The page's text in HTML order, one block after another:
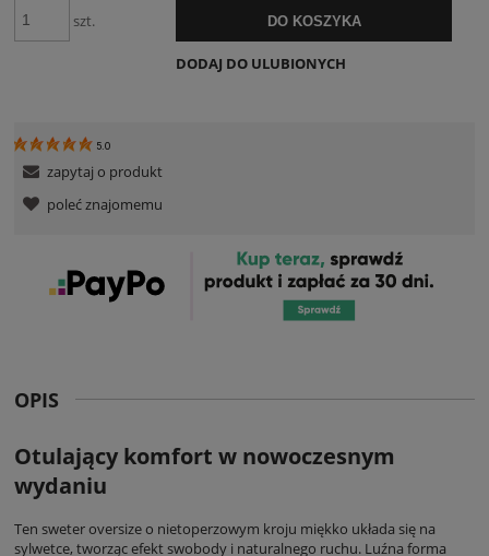
szt. DO KOSZYKA
DODAJ DO ULUBIONYCH
5.0
zapytaj o produkt
poleć znajomemu
OPIS
Otulający komfort w nowoczesnym
wydaniu
Ten sweter oversizeo nietoperzowym kroju miękko układa się na
sylwetce, tworząc efekt swobody i naturalnego ruchu. Luźna forma